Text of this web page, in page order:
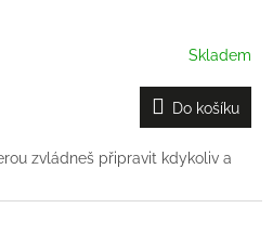
Skladem
Do košíku
zvládneš připravit kdykoliv a